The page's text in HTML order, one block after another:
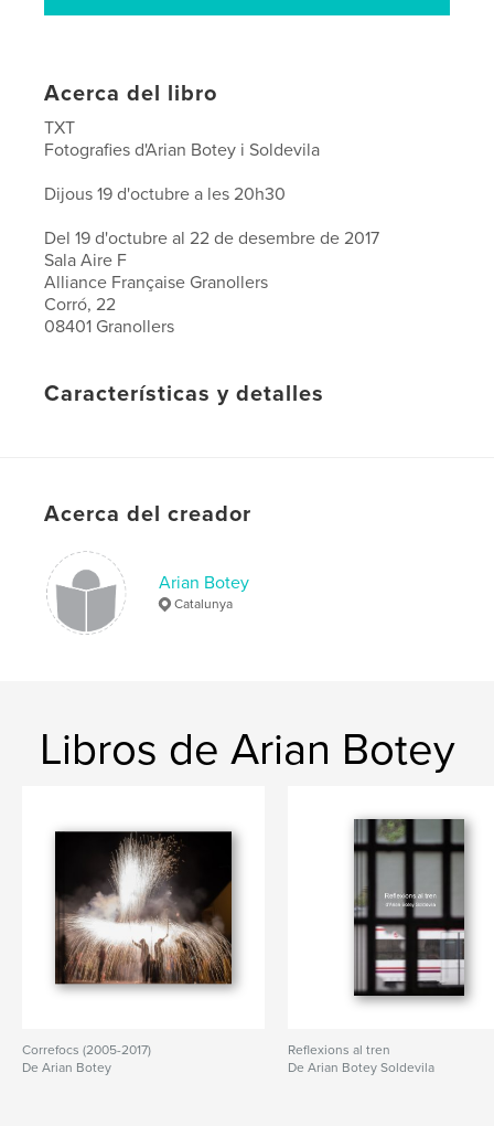
Acerca del libro
TXT
Fotografies d'Arian Botey i Soldevila
Dijous 19 d'octubre a les 20h30
Del 19 d'octubre al 22 de desembre de 2017
Sala Aire F
Alliance Française Granollers
Corró, 22
08401 Granollers
Características y detalles
Fecha de publicación:oct. 24, 2017
IdiomaFrench
Palabras clave
arian botey ,
Acerca del creador
Arian Botey
Catalunya
Libros de Arian Botey
Correfocs (2005-2017)
De Arian Botey
Reflexions al tren
De Arian Botey Soldevila